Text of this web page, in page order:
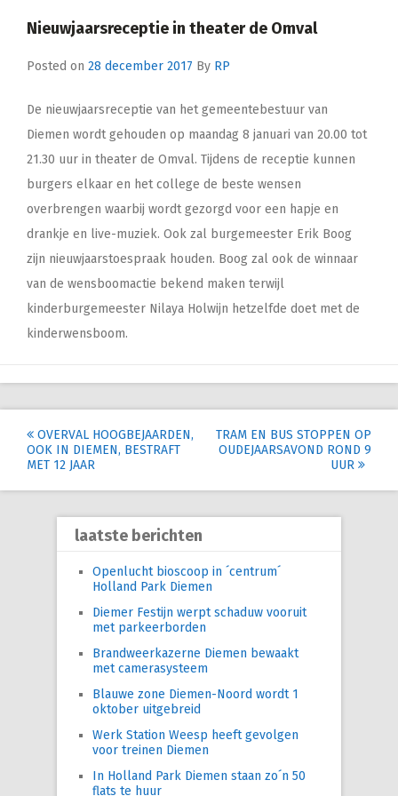
Nieuwjaarsreceptie in theater de Omval
Posted on 28 december 2017 By RP
De nieuwjaarsreceptie van het gemeentebestuur van
Diemen wordt gehouden op maandag 8 januari van 20.00 tot
21.30 uur in theater de Omval. Tijdens de receptie kunnen
burgers elkaar en het college de beste wensen
overbrengen waarbij wordt gezorgd voor een hapje en
drankje en live-muziek. Ook zal burgemeester Erik Boog
zijn nieuwjaarstoespraak houden. Boog zal ook de winnaar
van de wensboomactie bekend maken terwijl
kinderburgemeester Nilaya Holwijn hetzelfde doet met de
kinderwensboom.
Post
navigation
OVERVAL HOOGBEJAARDEN,
OOK IN DIEMEN, BESTRAFT
MET 12 JAAR
TRAM EN BUS STOPPEN OP
OUDEJAARSAVOND ROND 9
UUR
laatste berichten
Openlucht bioscoop in ´centrum´
Holland Park Diemen
Diemer Festijn werpt schaduw vooruit
met parkeerborden
Brandweerkazerne Diemen bewaakt
met camerasysteem
Blauwe zone Diemen-Noord wordt 1
oktober uitgebreid
Werk Station Weesp heeft gevolgen
voor treinen Diemen
In Holland Park Diemen staan zo´n 50
flats te huur